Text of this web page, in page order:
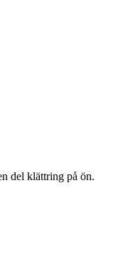
del klättring på ön.